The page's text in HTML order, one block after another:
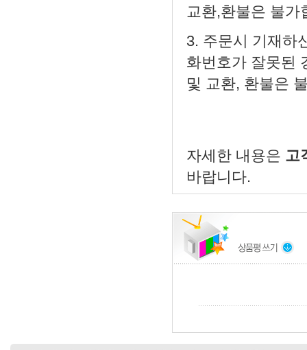
교환,환불은 불가
3. 주문시 기재하
화번호가 잘못된
및 교환, 환불은
자세한 내용은 고
바랍니다.